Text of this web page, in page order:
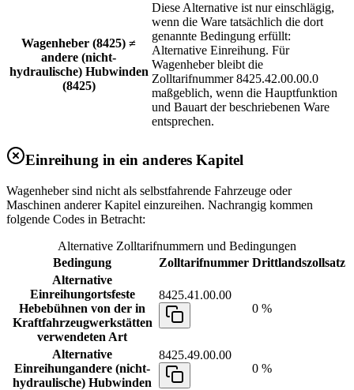
Wagenheber (8425) ≠
andere (nicht-
hydraulische) Hubwinden
(8425)
Diese Alternative ist nur einschlägig,
wenn die Ware tatsächlich die dort
genannte Bedingung erfüllt:
Alternative Einreihung. Für
Wagenheber bleibt die
Zolltarifnummer 8425.42.00.00.0
maßgeblich, wenn die Hauptfunktion
und Bauart der beschriebenen Ware
entsprechen.
Einreihung in ein anderes Kapitel
Wagenheber sind nicht als selbstfahrende Fahrzeuge oder
Maschinen anderer Kapitel einzureihen. Nachrangig kommen
folgende Codes in Betracht:
Alternative Zolltarifnummern und Bedingungen
Bedingung
Zolltarifnummer Drittlandszollsatz
Alternative
Einreihungortsfeste
Hebebühnen von der in
Kraftfahrzeugwerkstätten
verwendeten Art
8425.41.00.00
0 %
Alternative
Einreihungandere (nicht-
hydraulische) Hubwinden
8425.49.00.00
0 %